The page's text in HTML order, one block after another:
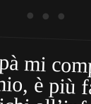
• • •
mi
è più